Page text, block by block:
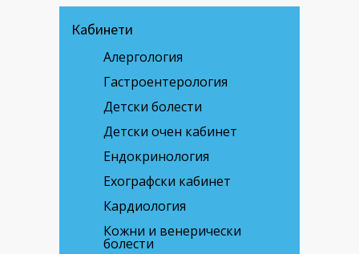
Кабинети
Алергология
Гастроентерология
Детски болести
Детски очен кабинет
Ендокринология
Ехографски кабинет
Кардиология
Кожни и венерически
болести